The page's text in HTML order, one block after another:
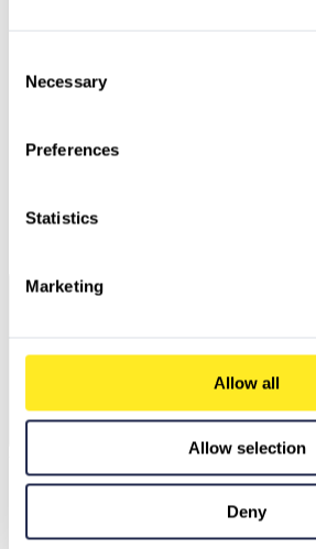
Selection
Necessary
Preferences
Statistics
Marketing
Allow all
Allow selection
Deny
Nordmazedonien